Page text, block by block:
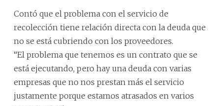
Contó que el problema con el servicio de
recolección tiene relación directa con la deuda que
no se está cubriendo con los proveedores.
“El problema que tenemos es un contrato que se
está ejecutando, pero hay una deuda con varias
empresas que no nos prestan más el servicio
justamente porque estamos atrasados en varios